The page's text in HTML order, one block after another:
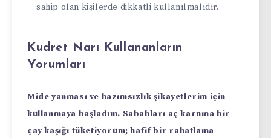
sahip olan kişilerde dikkatli kullanılmalıdır.
Kudret Narı Kullananların
Yorumları
Mide yanması ve hazımsızlık şikayetlerim için
kullanmaya başladım. Sabahları aç karnına bir
çay kaşığı tüketiyorum; hafif bir rahatlama